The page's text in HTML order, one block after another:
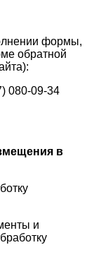
формы,
обратной
080-09-34
в
и